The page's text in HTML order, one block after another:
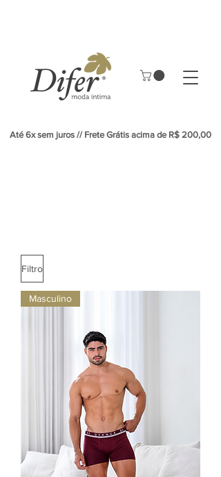
Até 6x sem juros // Frete Grátis acima de R$ 200,00
Filtro
Masculino